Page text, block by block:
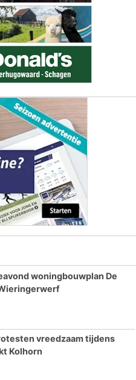
woningbouwplan De
vreedzaam tijdens
Kolhorn